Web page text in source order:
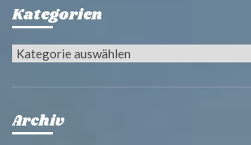
Kategorien
Kategorien
Archiv